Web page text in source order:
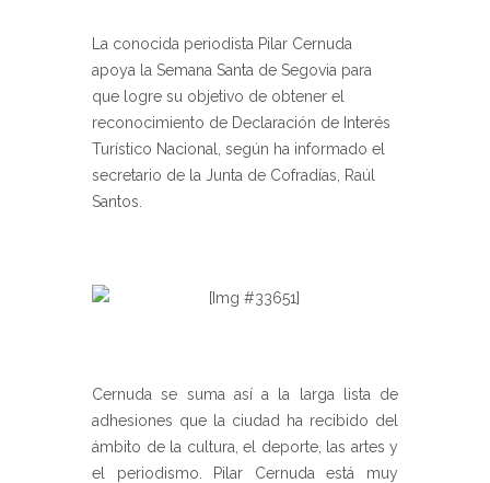
La conocida periodista Pilar Cernuda
apoya la Semana Santa de Segovia para
que logre su objetivo de obtener el
reconocimiento de Declaración de Interés
Turístico Nacional, según ha informado el
secretario de la Junta de Cofradías, Raúl
Santos.
Cernuda se suma así a la larga lista de
adhesiones que la ciudad ha recibido del
ámbito de la cultura, el deporte, las artes y
el periodismo. Pilar Cernuda está muy